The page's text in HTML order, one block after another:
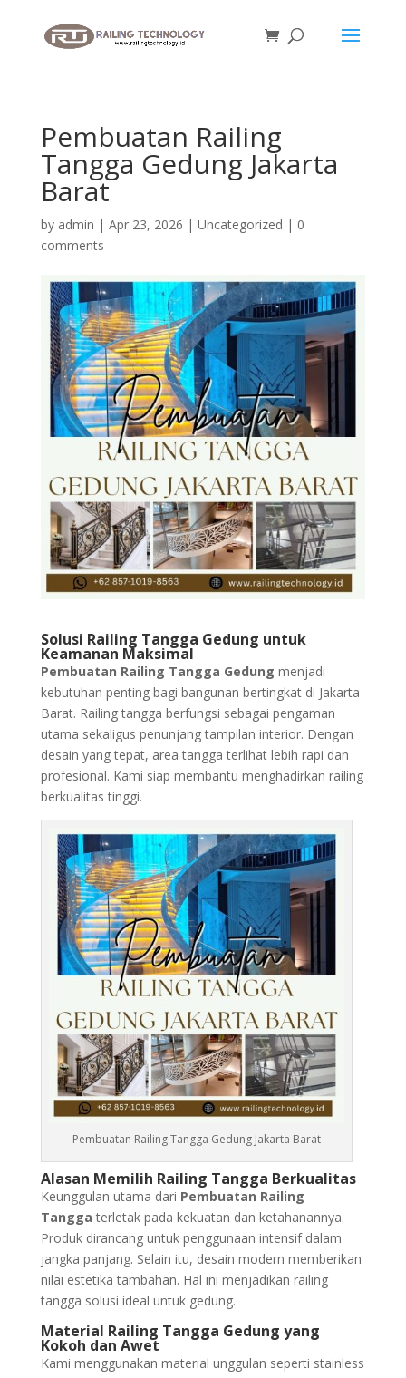
Pembuatan Railing
Tangga Gedung Jakarta
Barat
by admin | Apr 23, 2026 | Uncategorized | 0
comments
Solusi Railing Tangga Gedung untuk
Keamanan Maksimal
Pembuatan Railing Tangga Gedung menjadi
kebutuhan penting bagi bangunan bertingkat di Jakarta
Barat. Railing tangga berfungsi sebagai pengaman
utama sekaligus penunjang tampilan interior. Dengan
desain yang tepat, area tangga terlihat lebih rapi dan
profesional. Kami siap membantu menghadirkan railing
berkualitas tinggi.
Pembuatan Railing Tangga Gedung Jakarta Barat
Alasan Memilih Railing Tangga Berkualitas
Keunggulan utama dari Pembuatan Railing
Tangga terletak pada kekuatan dan ketahanannya.
Produk dirancang untuk penggunaan intensif dalam
jangka panjang. Selain itu, desain modern memberikan
nilai estetika tambahan. Hal ini menjadikan railing
tangga solusi ideal untuk gedung.
Material Railing Tangga Gedung yang
Kokoh dan Awet
Kami menggunakan material unggulan seperti stainless